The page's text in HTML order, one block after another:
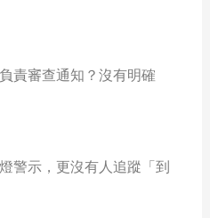
責審查通知？沒有明確
警示，更沒有人追蹤「到